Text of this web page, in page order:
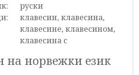
руски
клавесин, клавесина,
клавесине, клавесином,
клавесина с
на норвежки език